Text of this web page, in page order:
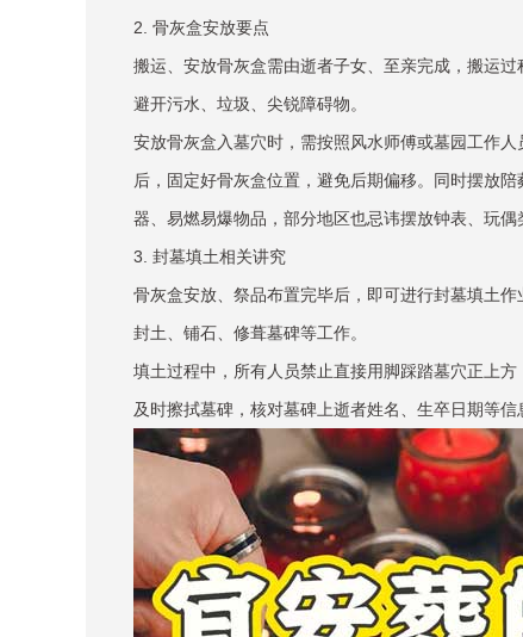
2. 骨灰盒安放要点
搬运、安放骨灰盒需由逝者子女、至亲完成，搬运
避开污水、垃圾、尖锐障碍物。
安放骨灰盒入墓穴时，需按照风水师傅或墓园工作
后，固定好骨灰盒位置，避免后期偏移。同时摆放
器、易燃易爆物品，部分地区也忌讳摆放钟表、玩偶
3. 封墓填土相关讲究
骨灰盒安放、祭品布置完毕后，即可进行封墓填土
封土、铺石、修葺墓碑等工作。
填土过程中，所有人员禁止直接用脚踩踏墓穴正上
及时擦拭墓碑，核对墓碑上逝者姓名、生卒日期等信